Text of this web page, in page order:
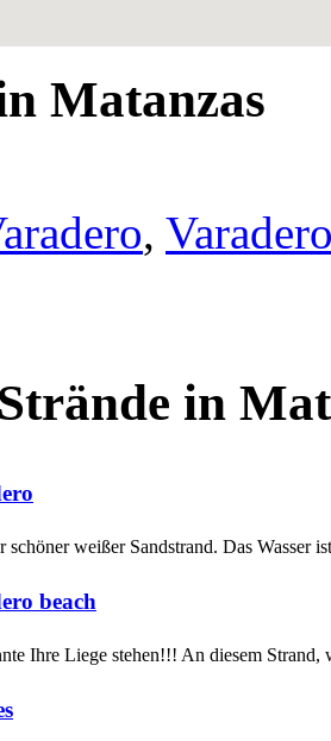
Matanzas
,
in
schöner weißer Sandstrand. Das Wasser
beach
Ihre Liege stehen!!! An diesem